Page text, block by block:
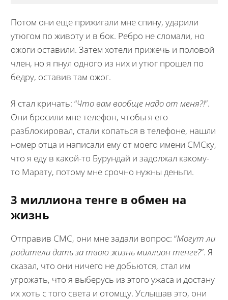
Потом они еще прижигали мне спину, ударили
утюгом по животу и в бок. Ребро не сломали, но
ожоги оставили. Затем хотели прижечь и половой
член, но я пнул одного из них и утюг прошел по
бедру, оставив там ожог.
Я стал кричать: “Что вам вообще надо от меня?!”.
Они бросили мне телефон, чтобы я его
разблокировал, стали копаться в телефоне, нашли
номер отца и написали ему от моего имени СМСку,
что я еду в какой-то Бурундай и задолжал какому-
то Марату, потому мне срочно нужны деньги.
3 миллиона тенге в обмен на
жизнь
Отправив СМС, они мне задали вопрос: “Могут ли
родители дать за твою жизнь миллион тенге?”. Я
сказал, что они ничего не добьются, стал им
угрожать, что я выберусь из этого ужаса и достану
их хоть с того света и отомщу. Услышав это, они